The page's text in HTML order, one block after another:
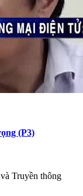
(P3)
Truyền thông